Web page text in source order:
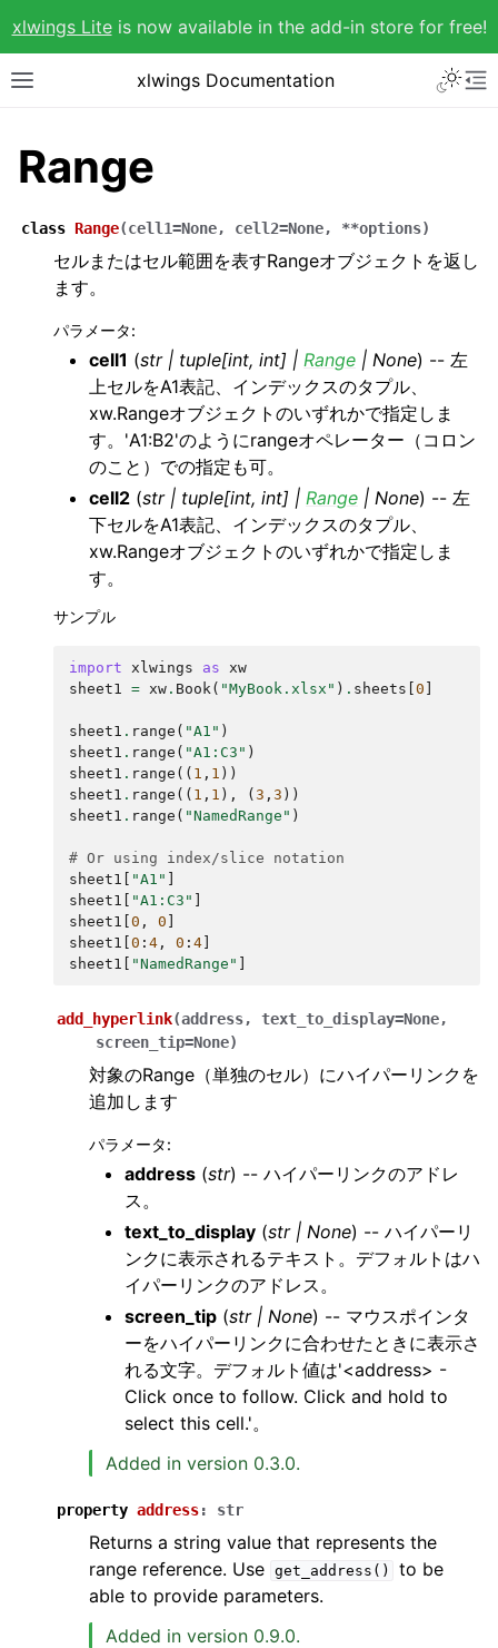
xlwings Liteis now available in the add-in store for free!
xlwings Documentation
Range
class Range(cell1=None, cell2=None, **options)
セルまたはセル範囲を表すRangeオブジェクトを返し
ます。
パラメータ:
cell1 (str| tuple[int, int] | Range | None) -- 左
上セルをA1表記、インデックスのタプル、
xw.Rangeオブジェクトのいずれかで指定しま
す。'A1:B2'のようにrangeオペレーター（コロン
のこと）での指定も可。
cell2 (str| tuple[int, int] | Range | None) -- 左
下セルをA1表記、インデックスのタプル、
xw.Rangeオブジェクトのいずれかで指定しま
す。
サンプル
import xlwings as xw
sheet1 = xw . Book( "MyBook.xlsx" ) . sheets 0
sheet1 . range ( "A1" )
sheet1 . range ( "A1:C3" )
sheet1 . range (( 1 , 1 ))
sheet1 . range (( 1 , 1 ), ( 3 , 3 ))
sheet1 . range ( "NamedRange" )
# Or using index/slice notation
sheet1
"A1"
sheet1
"A1:C3"
sheet1 0 , 0
sheet1 0 : 4 , 0 : 4
sheet1
"NamedRange"
add_hyperlink(address, text_to_display=None,
screen_tip=None)
対象のRange（単独のセル）にハイパーリンクを
追加します
パラメータ:
address (str) -- ハイパーリンクのアドレ
ス。
text_to_display (str| None) -- ハイパーリ
ンクに表示されるテキスト。デフォルトはハ
イパーリンクのアドレス。
screen_tip (str| None) -- マウスポインタ
ーをハイパーリンクに合わせたときに表示さ
れる文字。デフォルト値は'<address> -
Click once to follow. Click and hold to
select this cell.'。
Added in version 0.3.0.
property address: str
Returns a string value that represents the
range reference. Use get_address()
to be
able to provide parameters.
Added in version 0.9.0.